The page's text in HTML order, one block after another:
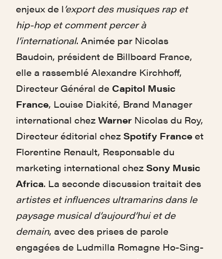
enjeux de l’export des musiques rap et
hip-hop et comment percer à
l’international. Animée par Nicolas
Baudoin, président de Billboard France,
elle a rassemblé Alexandre Kirchhoff,
Directeur Général de Capitol Music
France, Louise Diakité, Brand Manager
international chez Warner Nicolas du Roy,
Directeur éditorial chez Spotify France et
Florentine Renault, Responsable du
marketing international chez Sony Music
Africa. La seconde discussion traitait des
artistes et influences ultramarins dans le
paysage musical d’aujourd’hui et de
demain, avec des prises de parole
engagées de Ludmilla Romagne Ho-Sing-